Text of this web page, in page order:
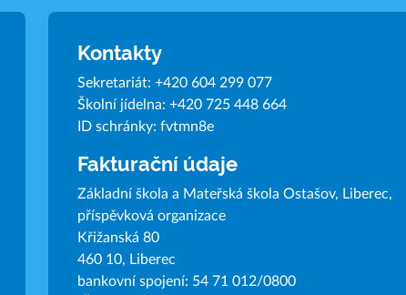
Kontakty
Sekretariát: +420 604 299 077
Školní jídelna: +420 725 448 664
ID schránky: fvtmn8e
Fakturační údaje
Základní škola a Mateřská škola Ostašov, Liberec,
příspěvková organizace
Křižanská 80
460 10, Liberec
bankovní spojení: 54 71 012/0800